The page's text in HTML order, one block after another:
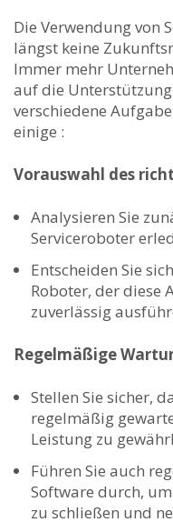
Die Verwendung ‍von
längst keine
Immer mehr
auf die
verschiedene
einige :
Vorauswahl des
Analysieren Sie
Serviceroboter
Entscheiden‍ Sie‌
Roboter, der diese
zuverlässig
Regelmäßige
Stellen Sie sicher,
regelmäßig
Leistung zu
Führen Sie auch
Software durch,
zu schließen und